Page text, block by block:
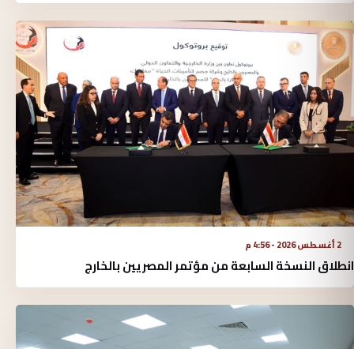
2 أغسطس 2026 - 4:56 م
انطلاق النسخة السابعة من مؤتمر المصريين بالخارج